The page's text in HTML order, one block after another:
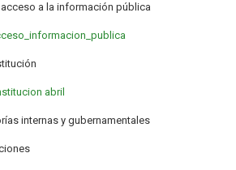
a la información pública
abril
internas y gubernamentales